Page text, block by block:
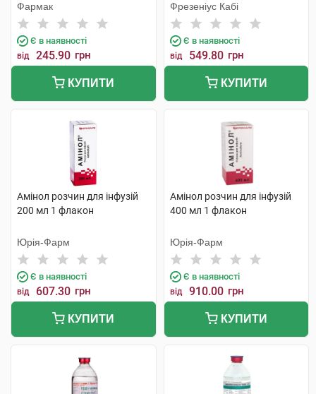
Фармак
Є в наявності
від 245.90 грн
КУПИТИ
Фрезеніус Кабі
Є в наявності
від 549.80 грн
КУПИТИ
Амінол розчин для інфузій
200 мл 1 флакон
Юрія-Фарм
Є в наявності
від 607.30 грн
КУПИТИ
Амінол розчин для інфузій
400 мл 1 флакон
Юрія-Фарм
Є в наявності
від 910.00 грн
КУПИТИ